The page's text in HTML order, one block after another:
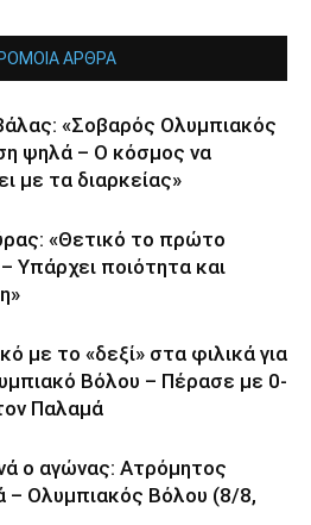
ΑΡΘΡΑ
«Σοβαρός Ολυμπιακός
ψηλά – Ο κόσμος να
με τα διαρκείας»
«Θετικό το πρώτο
Υπάρχει ποιότητα και
με το «δεξί» στα φιλικά για
Βόλου – Πέρασε με 0-
Παλαμά
ο αγώνας: Ατρόμητος
– Ολυμπιακός Βόλου (8/8,